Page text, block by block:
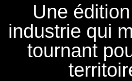
Une
industrie qui
tournant